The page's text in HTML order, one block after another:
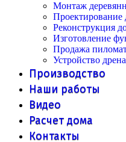
Монтаж
Проектирование
Реконструкция
Изготовление
Продажа
Устройство
Производство
Наши работы
Видео
Расчет дома
Контакты